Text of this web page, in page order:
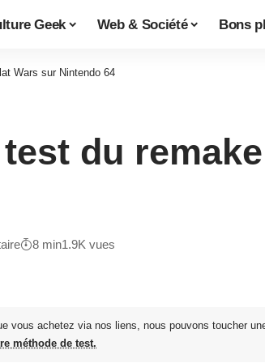
Geek Web & Société Bons
Wars sur Nintendo 64
du
8 min1.9K vues
vous achetez via nos liens, nous pouvons toucher
méthode de test.